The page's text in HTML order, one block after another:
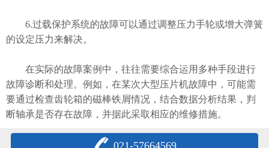
6.过载保护系统的故障可以通过调整压力手轮或增大弹簧
的设定压力来解决。
在实际的故障案例中，往往需要综合运用多种手段进行
故障诊断和处理。例如，在某次大型压片机故障中，可能需
要通过检查齿轮箱的磁棒铁屑情况，结合数据分析结果，判
断轴承是否存在故障，并据此采取相应的维修措施。
021-57664569